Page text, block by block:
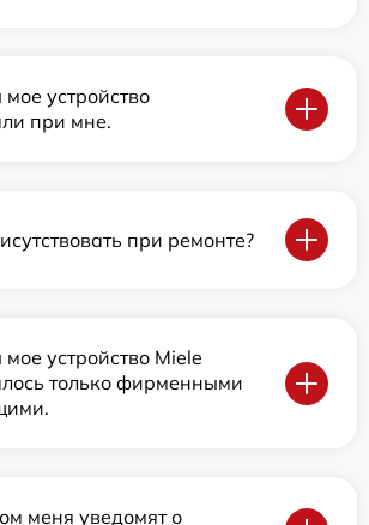
устройство
при мне.
при ремонте?
устройство Miele
только фирменными
меня уведомят о